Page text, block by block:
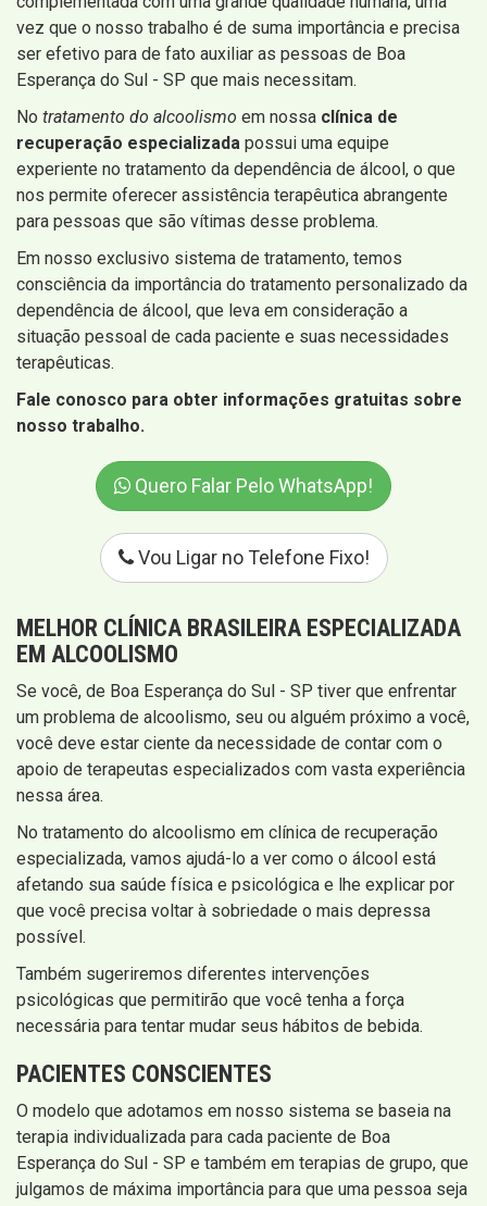
vez que o nosso trabalho é de suma importância e precisa
ser efetivo para de fato auxiliar as pessoas de Boa
Esperança do Sul - SP que mais necessitam.
No tratamento do alcoolismo em nossa clínica de
recuperação especializada ​​possui uma equipe
experiente no tratamento da dependência de álcool, o que
nos permite oferecer assistência terapêutica abrangente
para pessoas que são vítimas desse problema.
Em nosso exclusivo sistema de tratamento, temos
consciência da importância do tratamento personalizado da
dependência de álcool, que leva em consideração a
situação pessoal de cada paciente e suas necessidades
terapêuticas.
Fale conosco para obter informações gratuitas sobre
nosso trabalho.
Quero Falar Pelo WhatsApp!
Vou Ligar no Telefone Fixo!
MELHOR CLÍNICA BRASILEIRA ESPECIALIZADA
EM ALCOOLISMO
Se você, de Boa Esperança do Sul - SP tiver que enfrentar
um problema de alcoolismo, seu ou alguém próximo a você,
você deve estar ciente da necessidade de contar com o
apoio de terapeutas especializados com vasta experiência
nessa área.
No tratamento do alcoolismo em clínica de recuperação
especializada, vamos ajudá-lo a ver como o álcool está
afetando sua saúde física e psicológica e lhe explicar por
que você precisa voltar à sobriedade o mais depressa
possível.
Também sugeriremos diferentes intervenções
psicológicas que permitirão que você tenha a força
necessária para tentar mudar seus hábitos de bebida.
PACIENTES CONSCIENTES
O modelo que adotamos em nosso sistema se baseia na
terapia individualizada para cada paciente de Boa
Esperança do Sul - SP e também em terapias de grupo, que
julgamos de máxima importância para que uma pessoa seja